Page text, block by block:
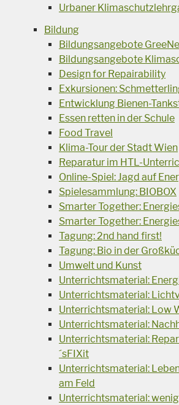
Urbaner
Bildung
Bildungsangebote
Bildungsangebote
Design for Repairability
Exkursionen:
Entwicklung Bienen-
Essen retten in der Schule
Food Travel
Klima-Tour der Stadt Wien
Reparatur im HTL-
Online-Spiel: Jagd auf
Spielesammlung: BIOBOX
Smarter Together:
Smarter Together:
Tagung: 2nd hand first!
Tagung: Bio in der
Umwelt und Kunst
Unterrichtsmaterial:
Unterrichtsmaterial:
Unterrichtsmaterial: Low
Unterrichtsmaterial:
Unterrichtsmaterial:
´sFIXit
Unterrichtsmaterial:
am Feld
Unterrichtsmaterial: